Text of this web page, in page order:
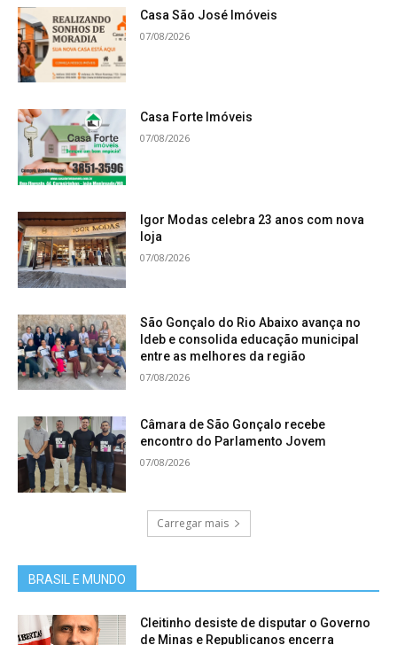
Casa São José Imóveis
07/08/2026
Casa Forte Imóveis
07/08/2026
Igor Modas celebra 23 anos com nova
loja
07/08/2026
São Gonçalo do Rio Abaixo avança no
Ideb e consolida educação municipal
entre as melhores da região
07/08/2026
Câmara de São Gonçalo recebe
encontro do Parlamento Jovem
07/08/2026
Carregar mais
BRASIL E MUNDO
Cleitinho desiste de disputar o Governo
de Minas e Republicanos encerra